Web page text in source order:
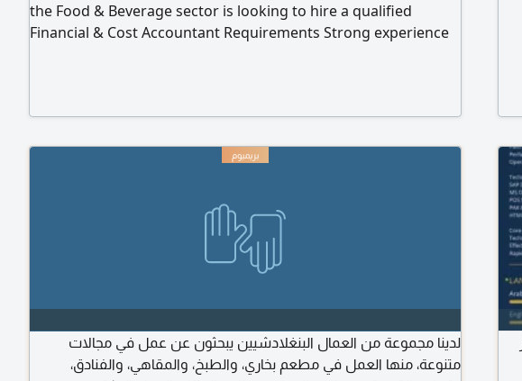
the Food & Beverage sector is looking to hire a qualified
Financial & Cost Accountant Requirements Strong experience
skills in cost control, waste management
لدينا مجموعة من العمال البنغلادشيين يبحثون عن عمل في مجالات
متنوعة، منها العمل في مطعم بخاري، والطبخ، والمقاهي، والفنادق،